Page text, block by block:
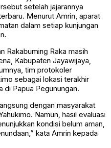
setelah jajarannya
Menurut Amrin, aparat
dalam setiap kunjungan
Rakabuming Raka masih
, Kabupaten Jayawijaya,
tim protokoler
sebagai lokasi terakhir
di Papua Pegunungan.
dengan masyarakat
Namun, hasil evaluasi
kondisi belum aman,
kata Amrin kepada